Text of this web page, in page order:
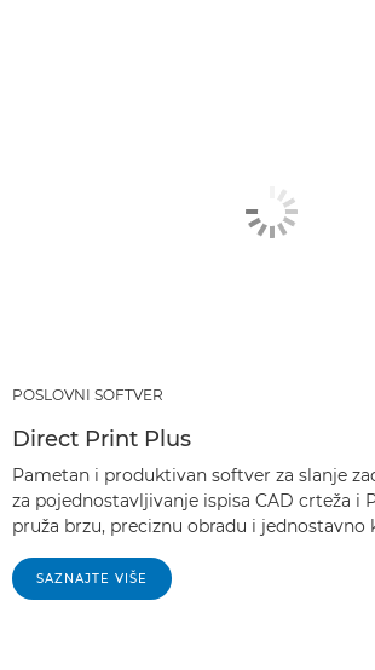
POSLOVNI SOFTVER
Direct Print Plus
Pametan i produktivan softver za slanje
za pojednostavljivanje ispisa CAD crteža i
pruža brzu, preciznu obradu i jednostavno
SAZNAJTE VIŠE